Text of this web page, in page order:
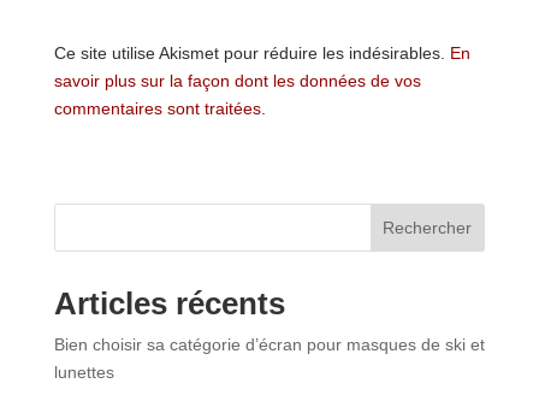
Ce site utilise Akismet pour réduire les indésirables. En
savoir plus sur la façon dont les données de vos
commentaires sont traitées.
Rechercher
Articles récents
Bien choisir sa catégorie d’écran pour masques de ski et
lunettes